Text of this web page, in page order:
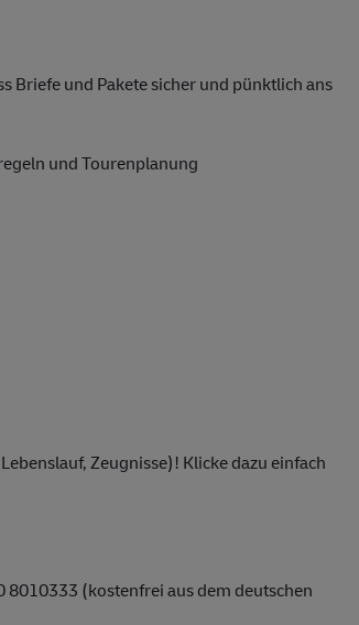
Briefe und Pakete sicher und pünktlich ans
und Tourenplanung
Zeugnisse)! Klicke dazu einfach
(kostenfrei aus dem deutschen